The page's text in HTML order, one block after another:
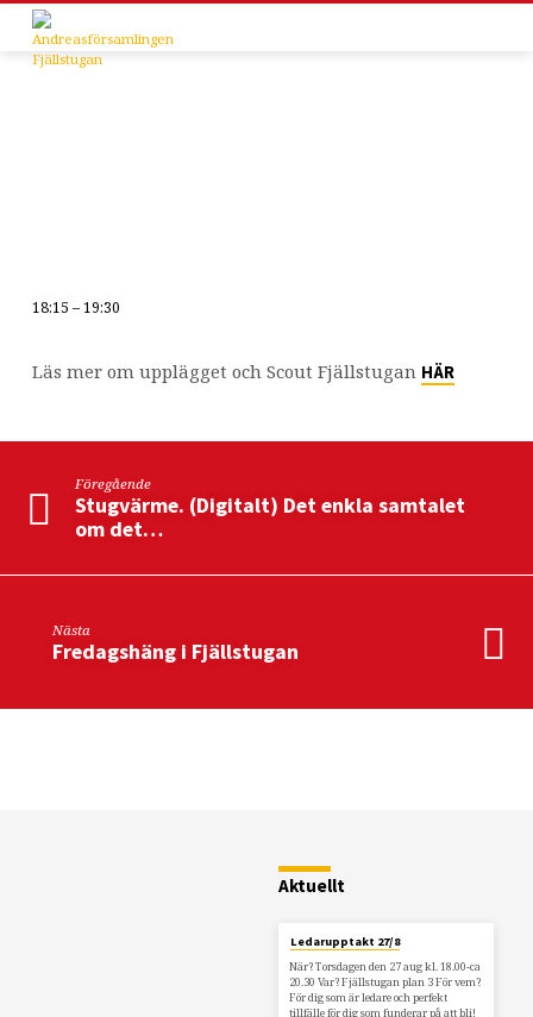
åk
18:15 – 19:30
Läs mer om upplägget och Scout Fjällstugan HÄR
Föregående
Stugvärme. (Digitalt) Det enkla samtalet
om det…
Nästa
Fredagshäng i Fjällstugan
Aktuellt
Ledarupptakt 27/8
När? Torsdagen den 27 aug kl. 18.00-ca
20.30 Var? Fjällstugan plan 3 För vem?
För dig som är ledare och perfekt
tillfälle för dig som funderar på att bli!